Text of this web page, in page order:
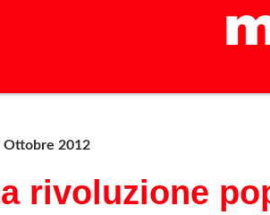
Ottobre 2012
rivoluzione